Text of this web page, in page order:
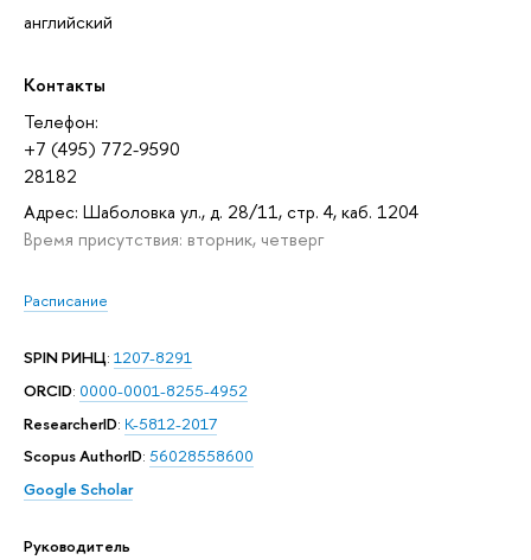
английский
Контакты
Телефон:
+7 (495) 772-9590
28182
Адрес: Шаболовка ул., д. 28/11, стр. 4, каб. 1204
Время присутствия: вторник, четверг
Расписание
SPIN РИНЦ: 1207-8291
ORCID: 0000-0001-8255-4952
ResearcherID: K-5812-2017
Scopus AuthorID: 56028558600
Google Scholar
Руководитель